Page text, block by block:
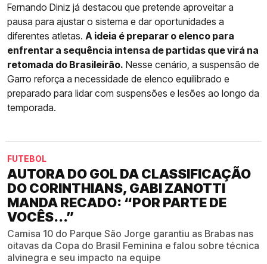
Fernando Diniz já destacou que pretende aproveitar a
pausa para ajustar o sistema e dar oportunidades a
diferentes atletas. A ideia é preparar o elenco para
enfrentar a sequência intensa de partidas que virá na
retomada do Brasileirão. Nesse cenário, a suspensão de
Garro reforça a necessidade de elenco equilibrado e
preparado para lidar com suspensões e lesões ao longo da
temporada.
FUTEBOL
AUTORA DO GOL DA CLASSIFICAÇÃO
DO CORINTHIANS, GABI ZANOTTI
MANDA RECADO: “POR PARTE DE
VOCÊS...”
Camisa 10 do Parque São Jorge garantiu as Brabas nas
oitavas da Copa do Brasil Feminina e falou sobre técnica
alvinegra e seu impacto na equipe